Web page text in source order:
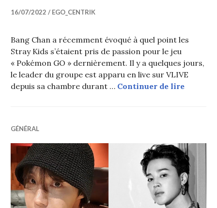
16/07/2022 EGO_CENTRIK
Bang Chan a récemment évoqué à quel point les
Stray Kids s’étaient pris de passion pour le jeu
« Pokémon GO » dernièrement. Il y a quelques jours,
le leader du groupe est apparu en live sur VLIVE
depuis sa chambre durant … Continuer de lireBang
GÉNÉRAL